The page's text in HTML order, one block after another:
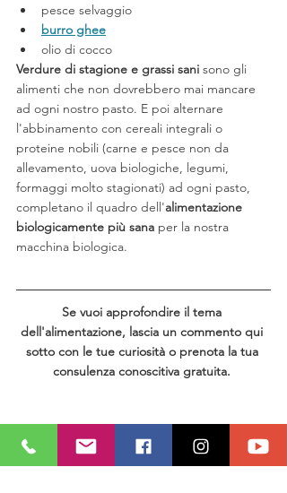
pesce selvaggio
burro ghee
olio di cocco
Verdure di stagione e grassi sani sono gli
alimenti che non dovrebbero mai mancare
ad ogni nostro pasto. E poi alternare
l'abbinamento con cereali integrali o
proteine nobili (carne e pesce non da
allevamento, uova biologiche, legumi,
formaggi molto stagionati) ad ogni pasto,
completano il quadro dell'alimentazione
biologicamente più sana per la nostra
macchina biologica.
Se vuoi approfondire il tema
dell'alimentazione, lascia un commento qui
sotto con le tue curiosità o prenota la tua
consulenza conoscitiva gratuita.